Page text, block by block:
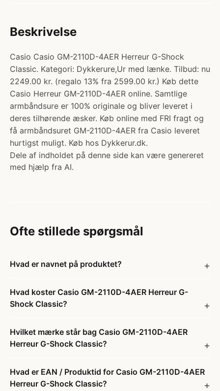
Beskrivelse
Casio Casio GM-2110D-4AER Herreur G-Shock
Classic. Kategori: Dykkerure,Ur med lænke. Tilbud: nu
2249.00 kr. (regalo 13% fra 2599.00 kr.) Køb dette
Casio Herreur GM-2110D-4AER online. Samtlige
armbåndsure er 100% originale og bliver leveret i
deres tilhørende æsker. Køb online med FRI fragt og
få armbåndsuret GM-2110D-4AER fra Casio leveret
hurtigst muligt. Køb hos Dykkerur.dk.
Dele af indholdet på denne side kan være genereret
med hjælp fra AI.
Ofte stillede spørgsmål
Hvad er navnet på produktet?
Hvad koster Casio GM-2110D-4AER Herreur G-
Shock Classic?
Hvilket mærke står bag Casio GM-2110D-4AER
Herreur G-Shock Classic?
Hvad er EAN / Produktid for Casio GM-2110D-4AER
Herreur G-Shock Classic?